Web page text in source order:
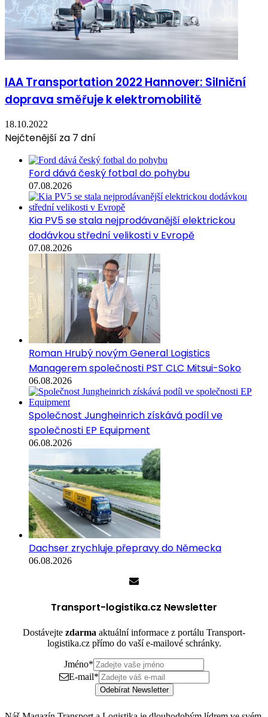
IAA Transportation 2022 Hannover: Silniční
doprava směřuje k elektromobilitě
18.10.2022
Nejčtenější za 7 dní
Ford dává český fotbal do pohybu
07.08.2026
Kia PV5 se stala nejprodávanější elektrickou
dodávkou střední velikosti v Evropě
07.08.2026
Roman Hrubý novým General Logistics
Managerem společnosti PST CLC Mitsui-Soko
06.08.2026
Společnost Jungheinrich získává podíl ve
společnosti EP Equipment
06.08.2026
Dachser zrychluje přepravy do Německa
06.08.2026
Transport-logistika.cz Newsletter
Dostávejte zdarma aktuální informace z portálu Transport-
logistika.cz přímo do vaší e-mailové schránky.
Jméno*
E-mail*
Odebírat Newsletter